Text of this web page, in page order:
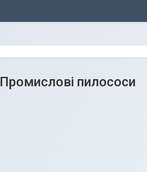
Промислові пилососи